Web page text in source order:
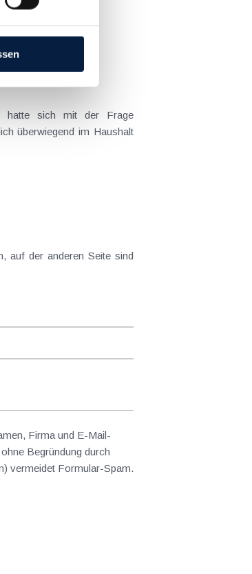
in der...
überwiegend im Haushalt
Firma und E-Mail-
Begründung durch
vermeidet Formular-Spam.